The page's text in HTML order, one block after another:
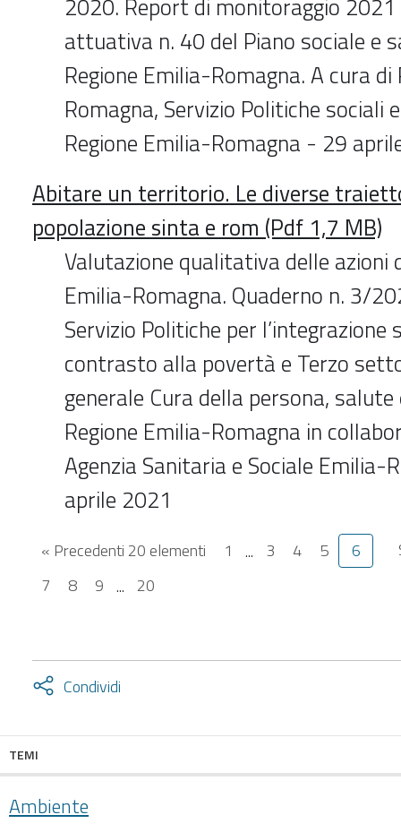
attuativa n. 40 del Piano sociale e
Regione Emilia-Romagna. A cura
Romagna, Servizio Politiche sociali
Regione Emilia-Romagna - 29
Abitare un territorio. Le diverse
popolazione sinta e rom (Pdf 1,7 MB)
Valutazione qualitativa delle azioni
Emilia-Romagna. Quaderno n. 3/
Servizio Politiche per l’integrazione
contrasto alla povertà e Terzo
generale Cura della persona,
Regione Emilia-Romagna in
Agenzia Sanitaria e Sociale Emilia-
aprile 2021
« Precedenti 20 elementi 1 ... 3 4 5
6
7
8 9 ... 20
Condividi
Attiva
TEMI
Ambiente